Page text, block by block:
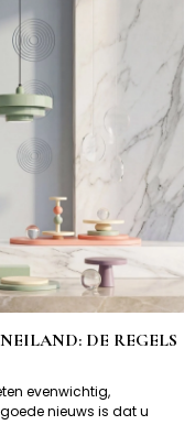
DE REGELS
evenwichtig,
nieuws is dat u